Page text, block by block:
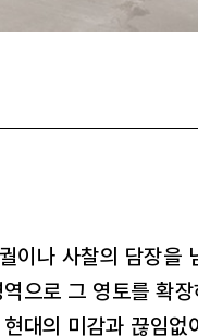
이나 사찰의 담장을
으로 그 영토를 확장
대의 미감과 끊임없